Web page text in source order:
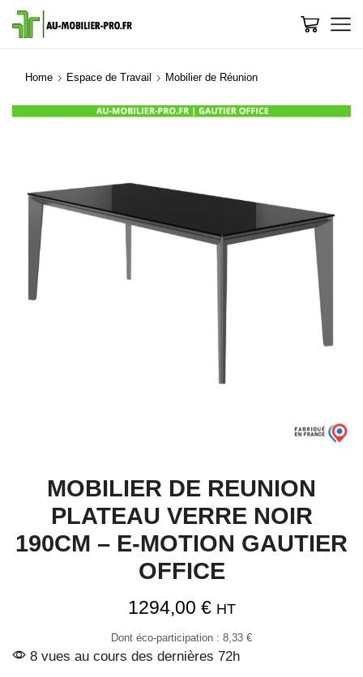
Home Espace de Travail Mobilier de Réunion
MOBILIER DE REUNION
PLATEAU VERRE NOIR
190CM – E-MOTION GAUTIER
OFFICE
1294,00 € HT
Dont éco-participation : 8,33 €
8 vues au cours des dernières 72h